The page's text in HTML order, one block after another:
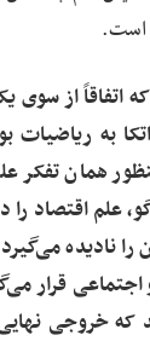
است.
اتفاقاً از
به
همان تفکر
علم اقتصاد
نادیده
قرار
که خروجی